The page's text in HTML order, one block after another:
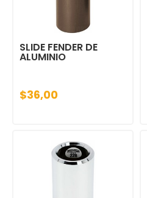
SLIDE FENDER DE
ALUMINIO
$36,00